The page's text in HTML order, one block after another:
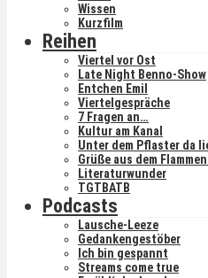
Wissen
Kurzfilm
Reihen
Viertel vor Ost
Late Night Benno-Show
Entchen Emil
Viertelgespräche
7 Fragen an…
Kultur am Kanal
Unter dem Pflaster da
Grüße aus dem
Literaturwunder
TGTBATB
Podcasts
Lausche-Leeze
Gedankengestöber
Ich bin gespannt
Streams come true